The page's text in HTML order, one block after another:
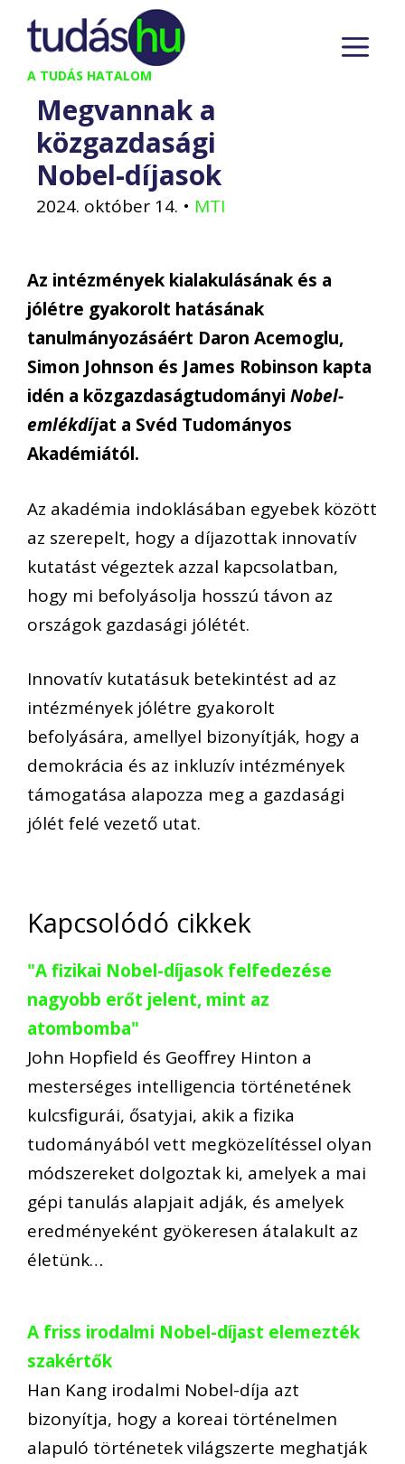
Kilépés
tartalomba
A TUDÁS HATALOM
Megvannak a
közgazdasági
Nobel-díjasok
2024. október 14. • MTI
Az intézmények kialakulásának és a
jólétre gyakorolt hatásának
tanulmányozásáért Daron Acemoglu,
Simon Johnson és James Robinson kapta
idén a közgazdaságtudományi Nobel-
emlékdíjat a Svéd Tudományos
Akadémiától.
Az akadémia indoklásában egyebek között
az szerepelt, hogy a díjazottak innovatív
kutatást végeztek azzal kapcsolatban,
hogy mi befolyásolja hosszú távon az
országok gazdasági jólétét.
Innovatív kutatásuk betekintést ad az
intézmények jólétre gyakorolt
befolyására, amellyel bizonyítják, hogy a
demokrácia és az inkluzív intézmények
támogatása alapozza meg a gazdasági
jólét felé vezető utat.
Kapcsolódó cikkek
"A fizikai Nobel-díjasok felfedezése
nagyobb erőt jelent, mint az
atombomba"
John Hopfield és Geoffrey Hinton a
mesterséges intelligencia történetének
kulcsfigurái, ősatyjai, akik a fizika
tudományából vett megközelítéssel olyan
módszereket dolgoztak ki, amelyek a mai
gépi tanulás alapjait adják, és amelyek
eredményeként gyökeresen átalakult az
életünk…
A friss irodalmi Nobel-díjast elemezték
szakértők
Han Kang irodalmi Nobel-díja azt
bizonyítja, hogy a koreai történelmen
alapuló történetek világszerte meghatják